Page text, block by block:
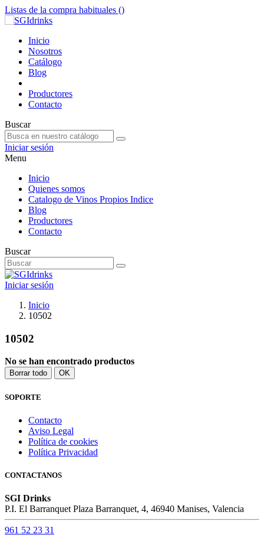
Listas de la compra habituales ()
Inicio
Nosotros
Catálogo
Blog
Productores
Contacto
Buscar
Iniciar sesión
Menu
Inicio
Quienes somos
Catalogo de Vinos Propios Indice
Blog
Productores
Contacto
Buscar
Iniciar sesión
Inicio
10502
10502
No se han encontrado productos
Borrar todo OK
SOPORTE
Contacto
Aviso Legal
Política de cookies
Política Privacidad
CONTACTANOS
SGI Drinks
P.I. El Barranquet Plaza Barranquet, 4, 46940 Manises, Valencia
961 52 23 31